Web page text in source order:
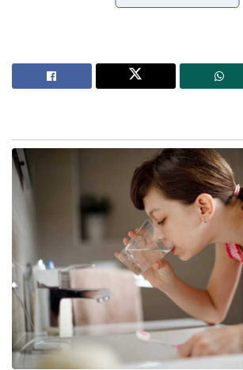
പിൻവലിക്കണമെന്ന് പിണറായി
രംഗത്തുണ്ട്. കെ.കെ. മഹേശൻ
കോടിയുടെ തട്ടിപ്പ് പിടിക്കപ്പെടുമെന്നു
ബോധ്യമായപ്പോഴാണ് ആത്മഹത്യ
തുഷാറിന്റെ ആരോപണം.
Vellappally natesan k k maheshan